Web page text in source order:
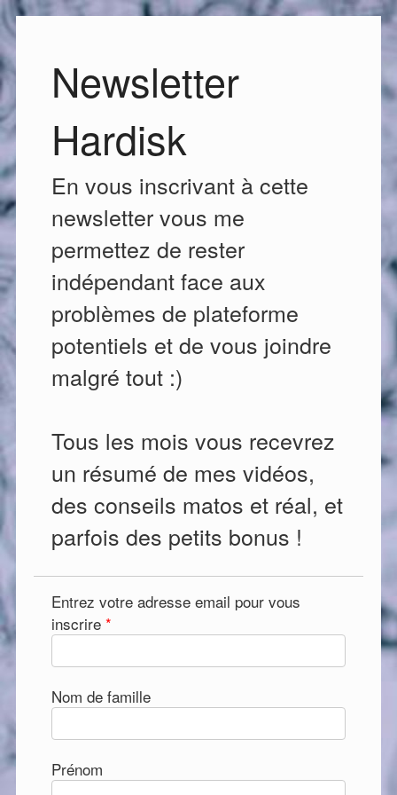
Newsletter
Hardisk
En vous inscrivant à cette
newsletter vous me
permettez de rester
indépendant face aux
problèmes de plateforme
potentiels et de vous joindre
malgré tout :)
Tous les mois vous recevrez
un résumé de mes vidéos,
des conseils matos et réal, et
parfois des petits bonus !
Entrez votre adresse email pour vous
inscrire *
Nom de famille
Prénom